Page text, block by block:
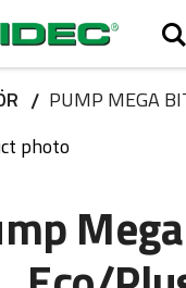
PUMP MEGA